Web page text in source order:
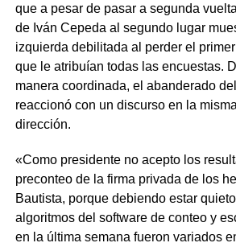
que a pesar de pasar a segunda
de Iván Cepeda al segundo lugar
izquierda debilitada al perder el
que le atribuían todas las encuestas.
manera coordinada, el abanderado
reaccionó con un discurso en la misma
dirección.
«Como presidente no acepto los
preconteo de la firma privada de los
Bautista, porque debiendo estar
algoritmos del software de conteo y
en la última semana fueron variados